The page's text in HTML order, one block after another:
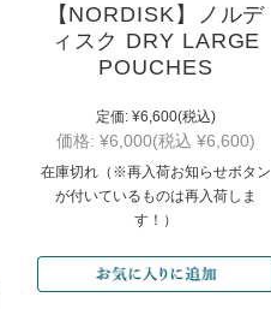
【NORDISK】ノルデ
ィスク DRY LARGE
POUCHES
定価: ¥6,600(税込)
価格: ¥6,000(税込 ¥6,600)
在庫切れ（※再入荷お知らせボタン
が付いているものは再入荷しま
す！）